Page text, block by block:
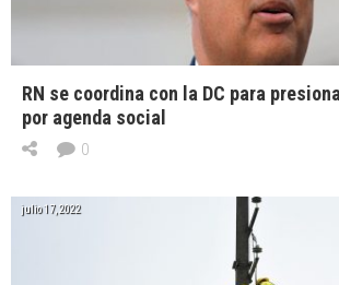
RN se coordina con la DC para
por agenda social
0
julio 17, 2022